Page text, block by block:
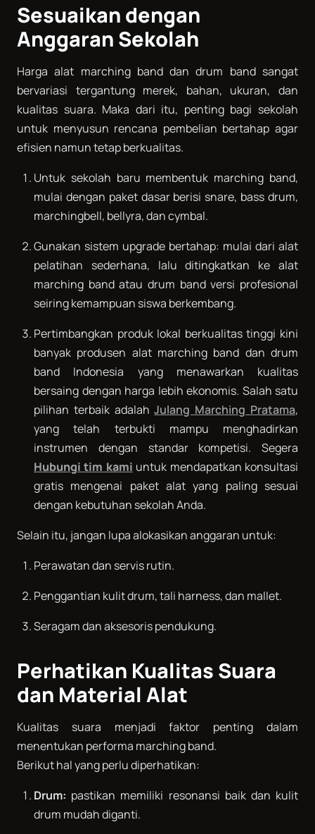
Sesuaikan dengan
Anggaran Sekolah
Harga alat marching band dan drum band sangat
bervariasi tergantung merek, bahan, ukuran, dan
kualitas suara. Maka dari itu, penting bagi sekolah
untuk menyusun rencana pembelian bertahap agar
efisien namun tetap berkualitas.
Untuk sekolah baru membentuk marching band,
mulai dengan paket dasar berisi snare, bass drum,
marchingbell, bellyra, dan cymbal.
Gunakan sistem upgrade bertahap: mulai dari alat
pelatihan sederhana, lalu ditingkatkan ke alat
marching band atau drum band versi profesional
seiring kemampuan siswa berkembang.
Pertimbangkan produk lokal berkualitas tinggi kini
banyak produsen alat marching band dan drum
band Indonesia yang menawarkan kualitas
bersaing dengan harga lebih ekonomis. Salah satu
pilihan terbaik adalahJulang Marching Pratama,
yang telah terbukti mampu menghadirkan
instrumen dengan standar kompetisi. Segera
Hubungi tim kami untuk mendapatkan konsultasi
gratis mengenai paket alat yang paling sesuai
dengan kebutuhan sekolah Anda.
Selain itu, jangan lupa alokasikan anggaran untuk:
Perawatan dan servis rutin.
Penggantian kulit drum, tali harness, dan mallet.
Seragam dan aksesoris pendukung.
Perhatikan Kualitas Suara
dan Material Alat
Kualitas suara menjadi faktor penting dalam
menentukan performa marching band.
Berikut hal yang perlu diperhatikan:
Drum: pastikan memiliki resonansi baik dan kulit
drum mudah diganti.